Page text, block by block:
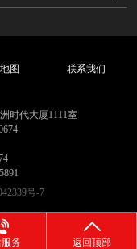
图 联系我们
时代大厦1111室
号-7
务 返回顶部